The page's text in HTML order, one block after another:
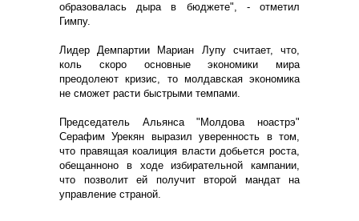
образовалась дыра в бюджете", - отметил
Гимпу.
Лидер Демпартии Мариан Лупу считает, что,
коль скоро основные экономики мира
преодолеют кризис, то молдавская экономика
не сможет расти быстрыми темпами.
Председатель Альянса "Молдова ноастрэ"
Серафим Урекян выразил уверенность в том,
что правящая коалиция власти добьется роста,
обещанноно в ходе избирательной кампании,
что позволит ей получит второй мандат на
управление страной.